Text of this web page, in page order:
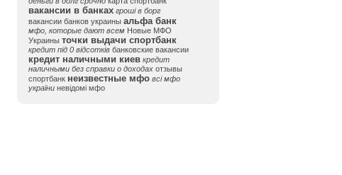
вакансии в банках гроші в борг
вакансии банков украины альфа банк
мфо, которые дают всем Новые МФО
Украины точки выдачи спортбанк
кредит під 0 відсотків банковские вакансии
кредит наличными киев кредит
наличными без справки о доходах отзывы
спортбанк неизвестные мфо всі мфо
україни невідомі мфо